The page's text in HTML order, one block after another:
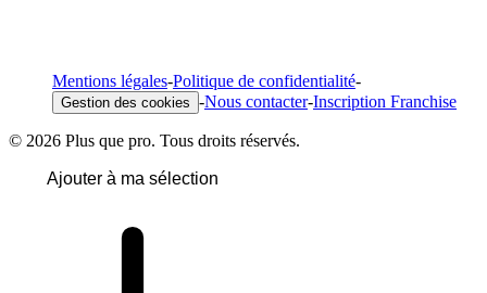
Mentions légales-Politique de confidentialité-
Gestion des cookies -Nous contacter-Inscription Franchise
© 2026 Plus que pro. Tous droits réservés.
Ajouter à ma sélection